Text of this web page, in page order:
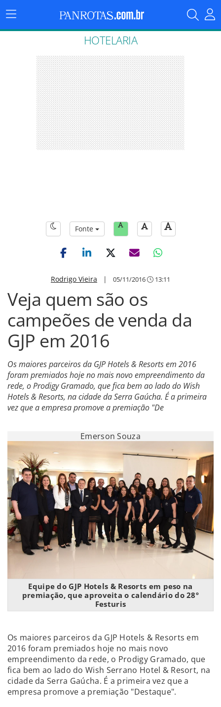
Menu
Principal
HOTELARIA
Fonte
Rodrigo Vieira | 05/11/2016 13:11
Veja quem são os
campeões de venda da
GJP em 2016
Os maiores parceiros da GJP Hotels & Resorts em 2016
foram premiados hoje no mais novo empreendimento da
rede, o Prodigy Gramado, que fica bem ao lado do Wish
Hotels & Resorts, na cidade da Serra Gaúcha. É a primeira
vez que a empresa promove a premiação "De
Emerson Souza
Equipe do GJP Hotels & Resorts em peso na
premiação, que aproveita o calendário do 28º
Festuris
Os maiores parceiros da GJP Hotels & Resorts em
2016 foram premiados hoje no mais novo
empreendimento da rede, o Prodigy Gramado, que
fica bem ao lado do Wish Serrano Hotel & Resort, na
cidade da Serra Gaúcha. É a primeira vez que a
empresa promove a premiação "Destaque".